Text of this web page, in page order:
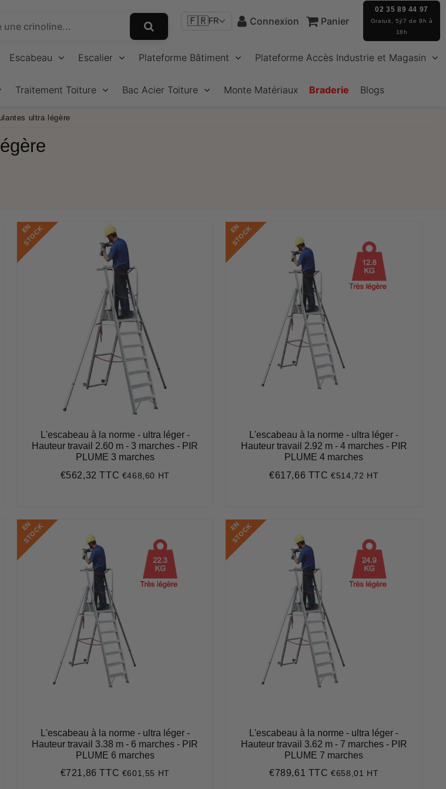
🇫🇷FR Connexion Panier
02 35 89 44 97
Gratuit, 5j/7 de 9h à
18h
Escabeau Escalier Plateforme Bâtiment Plateforme Accès Industrie et Magasin
Traitement Toiture Bac Acier Toiture Monte Matériaux Braderie Blogs
ultra légère
E
N
S
T
O
C
K
L'escabeau à la norme - ultra léger -
Hauteur travail 2.60 m - 3 marches - PIR
PLUME 3 marches
Prix
€562,32 TTC €562,32
€468,60 HT
E
N
S
T
O
C
K
L'escabeau à la norme - ultra léger -
Hauteur travail 2.92 m - 4 marches - PIR
PLUME 4 marches
Prix
€617,66 TTC€617,66
€514,72 HT
E
N
S
T
O
C
K
L'escabeau à la norme - ultra léger -
Hauteur travail 3.38 m - 6 marches - PIR
PLUME 6 marches
Prix
€721,86 TTC €721,86
€601,55 HT
E
N
S
T
O
C
K
L'escabeau à la norme - ultra léger -
Hauteur travail 3.62 m - 7 marches - PIR
PLUME 7 marches
Prix
€789,61 TTC€789,61
€658,01 HT